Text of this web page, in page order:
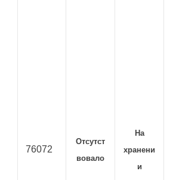
76072
Отсутст
вовало
На
хранени
и